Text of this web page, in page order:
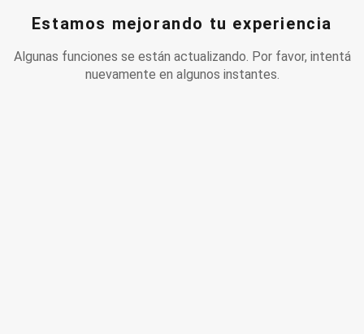
Estamos mejorando tu experiencia
Algunas funciones se están actualizando. Por favor, intentá
nuevamente en algunos instantes.